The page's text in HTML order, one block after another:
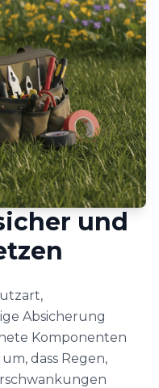
und
Absicherung
Komponenten
dass Regen,